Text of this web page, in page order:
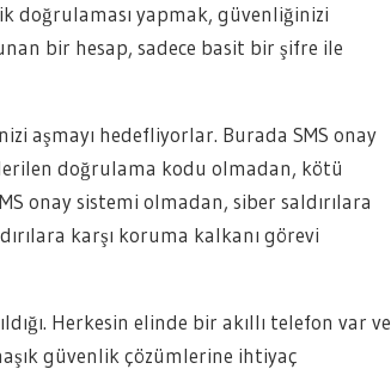
doğrulaması yapmak, güvenliğinizi
bir hesap, sadece basit bir şifre ile
aşmayı hedefliyorlar. Burada SMS onay
doğrulama kodu olmadan, kötü
onay sistemi olmadan, siber saldırılara
karşı koruma kalkanı görevi
Herkesin elinde bir akıllı telefon var ve
güvenlik çözümlerine ihtiyaç